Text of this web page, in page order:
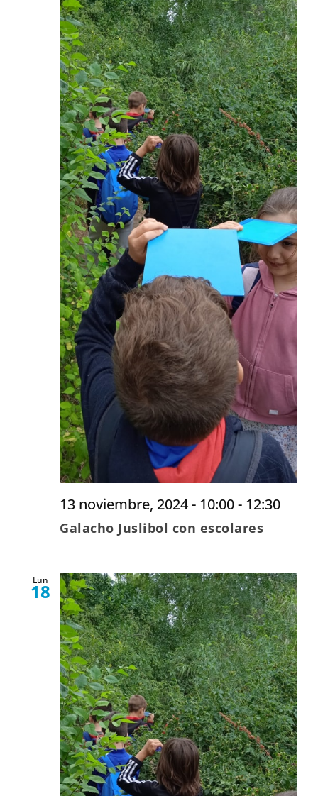
13 noviembre, 2024 - 10:00- 12:30
Galacho Juslibol con escolares
Lun
18